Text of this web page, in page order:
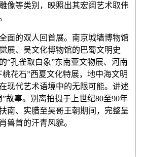
像等类别，映照出其宏阔艺术取伟
的双人回首展。南京城墙博物馆
展、吴文化博物馆的巴蜀文明史
“孔雀取白象”东南亚文物展、河南
花石”西夏文化特展，地中海文明
现代艺术语境中的无限可能。讲述
故事。别离拍摄于上世纪80至90年
南、实腊至吴哥王朝期间，完整呈
兽首的汗青风貌。